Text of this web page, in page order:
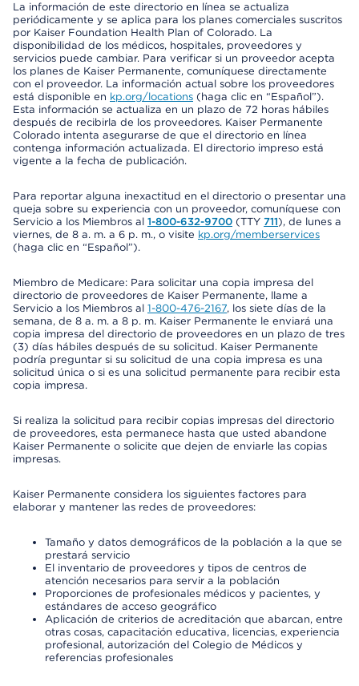
La información de este directorio en línea se actualiza
periódicamente y se aplica para los planes comerciales suscritos
por Kaiser Foundation Health Plan of Colorado. La
disponibilidad de los médicos, hospitales, proveedores y
servicios puede cambiar. Para verificar si un proveedor acepta
los planes de Kaiser Permanente, comuníquese directamente
con el proveedor. La información actual sobre los proveedores
está disponible en kp.org/locations (haga clic en “Español”).
Esta información se actualiza en un plazo de 72 horas hábiles
después de recibirla de los proveedores. Kaiser Permanente
Colorado intenta asegurarse de que el directorio en línea
contenga información actualizada. El directorio impreso está
vigente a la fecha de publicación.
Para reportar alguna inexactitud en el directorio o presentar una
queja sobre su experiencia con un proveedor, comuníquese con
Servicio a los Miembros al 1-800-632-9700 (TTY 711), de lunes a
viernes, de 8 a. m. a 6 p. m., o visite kp.org/memberservices
(haga clic en “Español”).
Miembro de Medicare: Para solicitar una copia impresa del
directorio de proveedores de Kaiser Permanente, llame a
Servicio a los Miembros al 1-800-476-2167, los siete días de la
semana, de 8 a. m. a 8 p. m. Kaiser Permanente le enviará una
copia impresa del directorio de proveedores en un plazo de tres
(3) días hábiles después de su solicitud. Kaiser Permanente
podría preguntar si su solicitud de una copia impresa es una
solicitud única o si es una solicitud permanente para recibir esta
copia impresa.
Si realiza la solicitud para recibir copias impresas del directorio
de proveedores, esta permanece hasta que usted abandone
Kaiser Permanente o solicite que dejen de enviarle las copias
impresas.
Kaiser Permanente considera los siguientes factores para
elaborar y mantener las redes de proveedores:
Tamaño y datos demográficos de la población a la que se
prestará servicio
El inventario de proveedores y tipos de centros de
atención necesarios para servir a la población
Proporciones de profesionales médicos y pacientes, y
estándares de acceso geográfico
Aplicación de criterios de acreditación que abarcan, entre
otras cosas, capacitación educativa, licencias, experiencia
profesional, autorización del Colegio de Médicos y
referencias profesionales